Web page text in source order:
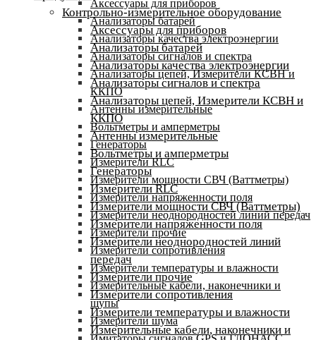
Аксессуары для приборов
Анализаторы батарей
Анализаторы качества электроэнергии
Анализаторы сигналов и спектра
Анализаторы цепей, Измерители КСВН и
ККПО
Антенны измерительные
Вольтметры и амперметры
Генераторы
Измерители RLC
Измерители мощности СВЧ (Ваттметры)
Измерители напряженности поля
Измерители неоднородностей линий передач
Измерители прочие
Измерители сопротивления
Измерители температуры и влажности
Измерительные кабели, наконечники и
щупы
Измерители шума
Контрольно-измерительное оборудование
Аксессуары для приборов
Анализаторы батарей
Анализаторы качества электроэнергии
Анализаторы сигналов и спектра
Анализаторы цепей, Измерители КСВН и
ККПО
Антенны измерительные
Вольтметры и амперметры
Генераторы
Измерители RLC
Измерители мощности СВЧ (Ваттметры)
Измерители напряженности поля
Измерители неоднородностей линий
передач
Измерители прочие
Измерители сопротивления
Измерители температуры и влажности
Измерительные кабели, наконечники и